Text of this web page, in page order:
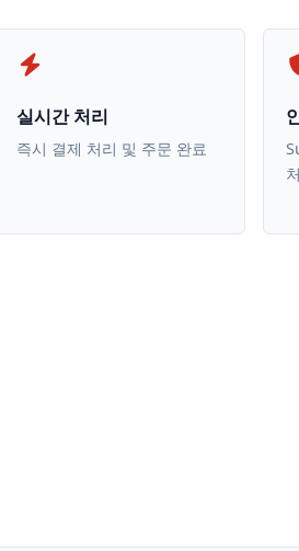
실시간 처리
즉시 결제 처리 및 주문 완료